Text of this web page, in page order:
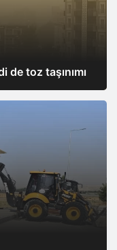
de toz taşınımı